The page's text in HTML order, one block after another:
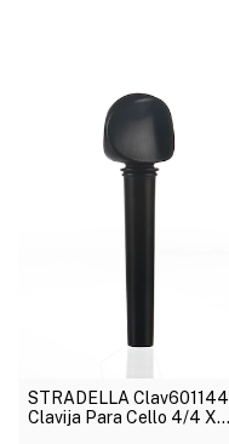
STRADELLA Clav601144
Clavija Para Cello 4/4 X